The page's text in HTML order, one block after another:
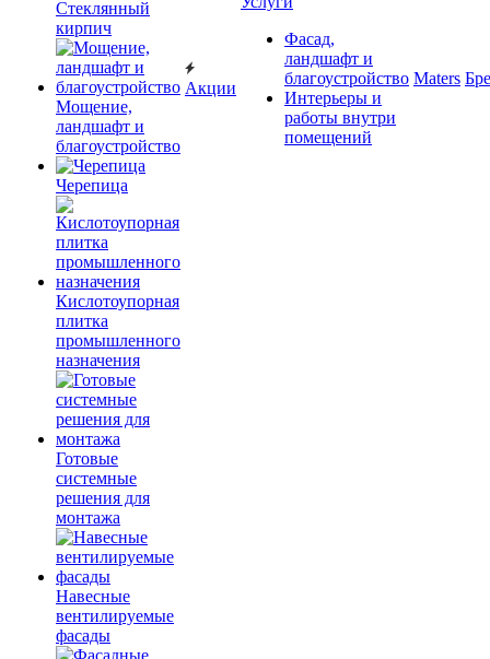
Cтеклянный
кирпич
Мощение,
ландшафт и
благоустройство
Черепица
Кислотоупорная
плитка
промышленного
назначения
Готовые
системные
решения для
монтажа
Навесные
вентилируемые
фасады
Акции
Фасад,
ландшафт и
благоустройство
Интерьеры и
работы внутри
помещений
Maters